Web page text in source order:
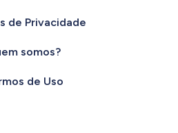
de Privacidade
somos?
de Uso